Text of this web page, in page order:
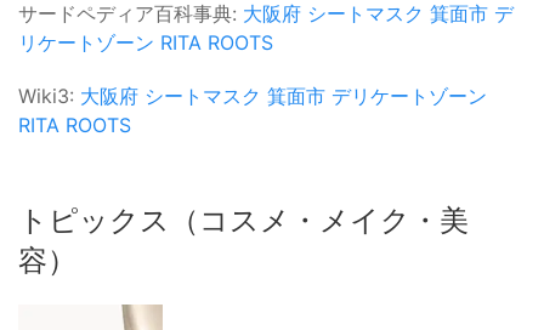
サードペディア百科事典: 大阪府 シートマスク 箕面市 デ
リケートゾーン RITA ROOTS
Wiki3: 大阪府 シートマスク 箕面市 デリケートゾーン
RITA ROOTS
トピックス（コスメ・メイク・美
容）